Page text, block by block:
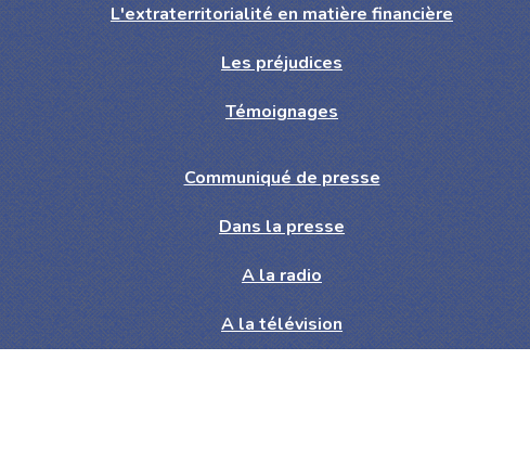
L'extraterritorialité en matière financière
Les préjudices
Témoignages
Communiqué de presse
Dans la presse
A la radio
A la télévision